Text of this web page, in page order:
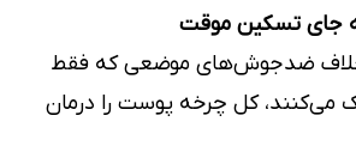
جای تسکین موقت
ضدجوش‌های موضعی که فقط
کل چرخه پوست را درمان